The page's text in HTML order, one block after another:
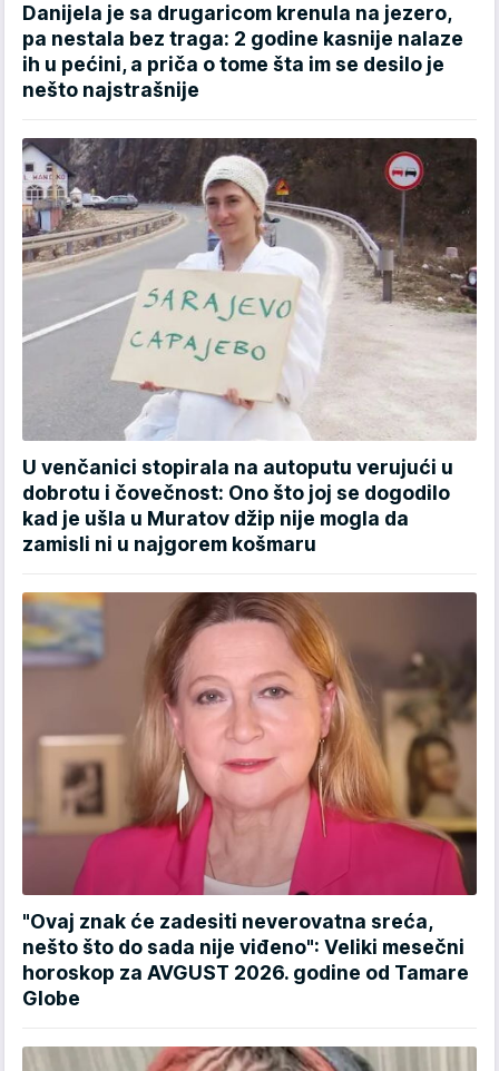
Danijela je sa drugaricom krenula na jezero,
pa nestala bez traga: 2 godine kasnije nalaze
ih u pećini, a priča o tome šta im se desilo je
nešto najstrašnije
U venčanici stopirala na autoputu verujući u
dobrotu i čovečnost: Ono što joj se dogodilo
kad je ušla u Muratov džip nije mogla da
zamisli ni u najgorem košmaru
"Ovaj znak će zadesiti neverovatna sreća,
nešto što do sada nije viđeno": Veliki mesečni
horoskop za AVGUST 2026. godine od Tamare
Globe